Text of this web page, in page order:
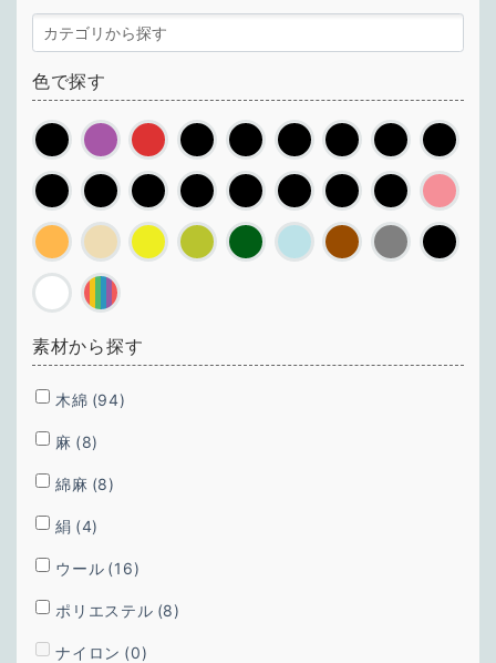
色で探す
素材から探す
木綿 (94)
麻 (8)
綿麻 (8)
絹 (4)
ウール (16)
ポリエステル (8)
ナイロン (0)